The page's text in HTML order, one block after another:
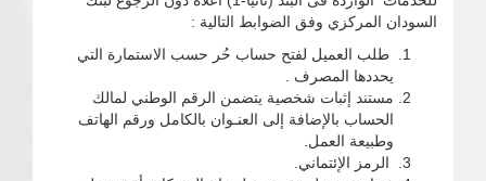
السودان المركزي وفق الضوابط التالية :
طلب العميل لفتح حساب حُر حسب الاستمارة التي
يحددها المصرف .
مستند إثبات شخصية يتضمن الرقم الوطني لمالك
الحساب بالإضافة إلى العنـوان بالكامل ورقم الهاتف
وطبيعة العمل.
الرمز الإئتماني.